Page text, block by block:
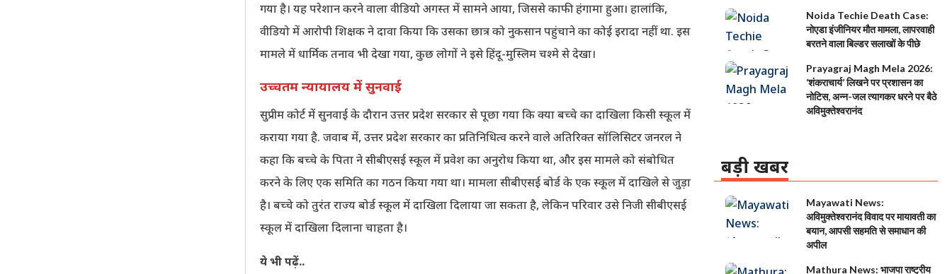
गया है। यह परेशान करने वाला वीडियो अगस्त में सामने आया, जिससे काफी हंगामा हुआ। हालांकि,
वीडियो में आरोपी शिक्षक ने दावा किया कि उसका छात्र को नुकसान पहुंचाने का कोई इरादा नहीं था. इस
मामले में धार्मिक तनाव भी देखा गया, कुछ लोगों ने इसे हिंदू-मुस्लिम चश्मे से देखा।
उच्चतम न्यायालय में सुनवाई
सुप्रीम कोर्ट में सुनवाई के दौरान उत्तर प्रदेश सरकार से पूछा गया कि क्या बच्चे का दाखिला किसी स्कूल में
कराया गया है. जवाब में, उत्तर प्रदेश सरकार का प्रतिनिधित्व करने वाले अतिरिक्त सॉलिसिटर जनरल ने
कहा कि बच्चे के पिता ने सीबीएसई स्कूल में प्रवेश का अनुरोध किया था, और इस मामले को संबोधित
करने के लिए एक समिति का गठन किया गया था। मामला सीबीएसई बोर्ड के एक स्कूल में दाखिले से जुड़ा
है। बच्चे को तुरंत राज्य बोर्ड स्कूल में दाखिला दिलाया जा सकता है, लेकिन परिवार उसे निजी सीबीएसई
स्कूल में दाखिला दिलाना चाहता है।
ये भी पढ़ें..
Noida Techie Death Case:
नोएडा इंजीनियर मौत मामला, लापरवाही
बरतने वाला बिल्डर सलाखों के पीछे
Prayagraj Magh Mela 2026:
‘शंकराचार्य’ लिखने पर प्रशासन का
नोटिस, अन्न-जल त्यागकर धरने पर बैठे
अविमुक्तेश्वरानंद
बड़ी खबर
Mayawati News:
अविमुक्तेश्वरानंद विवाद पर मायावती का
बयान, आपसी सहमति से समाधान की
अपील
Mathura News: भाजपा राष्ट्रीय